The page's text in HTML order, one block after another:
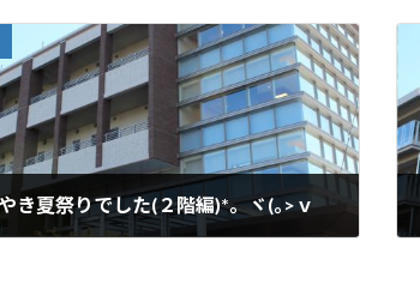
き夏祭りでした(２階編)*。ヾ(｡>ｖ